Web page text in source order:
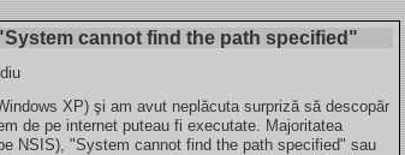
cannot find the path specified"
XP) şi am avut neplăcuta surpriză să descopăr
de pe internet puteau fi executate. Majoritatea
NSIS), "System cannot find the path specified" sau